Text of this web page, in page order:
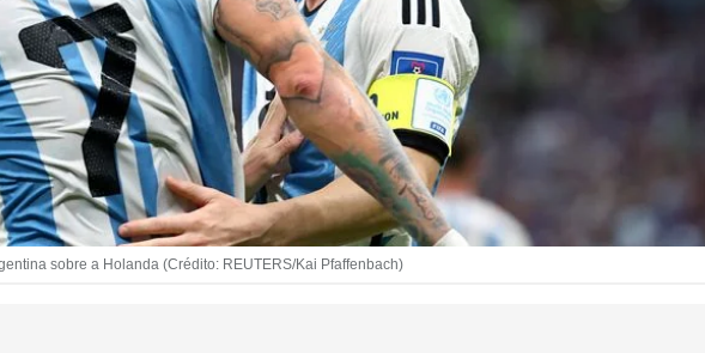
sobre a Holanda (Crédito: REUTERS/Kai Pfaffenbach)